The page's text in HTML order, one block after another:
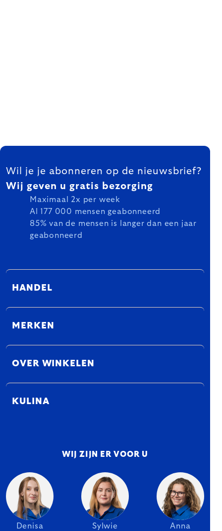
FOOTER
Wil je je abonneren op de nieuwsbrief?
Wij geven u gratis bezorging
Maximaal 2x per week
Al 177 000 mensen geabonneerd
85% van de mensen is langer dan een jaar
geabonneerd
HANDEL
MERKEN
OVER WINKELEN
KULINA
WIJ ZIJN ER VOOR U
Denisa Sylwie Anna